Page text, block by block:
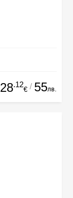
28.12
€ / 55лв.